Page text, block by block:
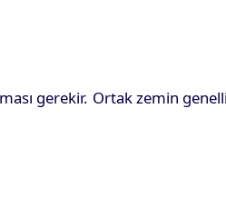
gerekir. Ortak zemin